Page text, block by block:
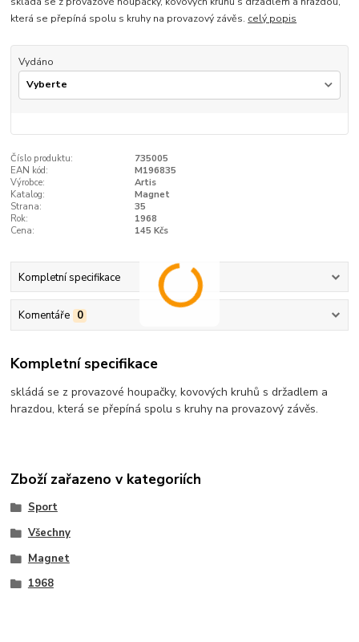
která se přepíná spolu s kruhy na provazový závěs. celý popis
Vydáno
Číslo produktu:
735005
EAN kód:
M196835
Výrobce:
Artis
Katalog:
Magnet
Strana:
35
Rok:
1968
Cena:
145 Kčs
Kompletní specifikace
Komentáře 0
Kompletní specifikace
skládá se z provazové houpačky, kovových kruhů s držadlem a
hrazdou, která se přepíná spolu s kruhy na provazový závěs.
Zboží zařazeno v kategoriích
Sport
Všechny
Magnet
1968